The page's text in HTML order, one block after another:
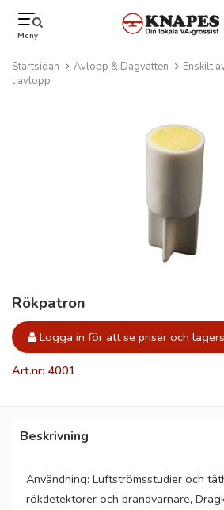
Meny
Startsidan Avlopp & Dagvatten Enskilt
t avlopp
Rökpatron
Logga in för att se priser och
Art.nr: 4001
Beskrivning
Användning: Luftströmsstudier och
rökdetektorer och brandvarnare,